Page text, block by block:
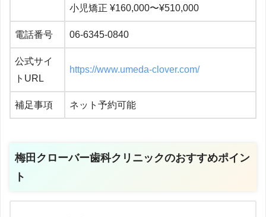
小児矯正 ¥160,000〜¥510,000
電話番号 06-6345-0840
公式サイ
トURL
https://www.umeda-clover.com/
補足事項 ネット予約可能
梅田クローバー歯科クリニックのおすすめポイン
ト